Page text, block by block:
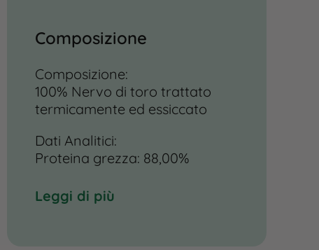
Composizione
Composizione:
100% Nervo di toro trattato
termicamente ed essiccato
Dati Analitici:
Proteina grezza: 88,00%
Fibre grezze: 1,00%
Leggi di più